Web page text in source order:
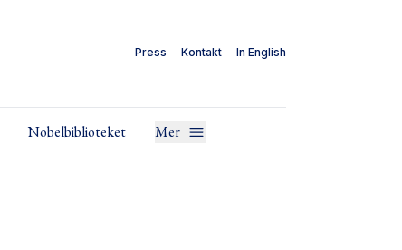
Press Kontakt In English
Nobelbiblioteket Mer